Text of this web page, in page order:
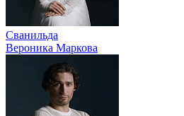
Сванильда
Вероника Маркова